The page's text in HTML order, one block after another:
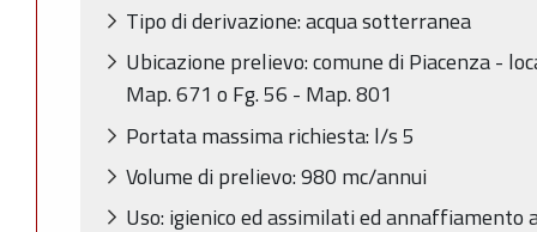
Tipo di derivazione: acqua sotterranea
Ubicazione prelievo: comune di Piacenza -
Map. 671 o Fg. 56 - Map. 801
Portata massima richiesta: l/s 5
Volume di prelievo: 980 mc/annui
Uso: igienico ed assimilati ed annaffiamento